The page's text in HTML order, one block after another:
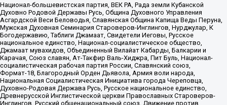
Национал-большевистская партия, ВЕК РА, Рада земли Кубанской
Духовно Родовой Державы Русь, Община Духовного Управления
Асгардской Веси Беловодья, Славянская Община Капища Веды Перуна,
Мужская Духовная Семинария Староверов-Инглингов, Нурджулар, К
Богодержавию, Таблиги Джамаат, Свидетели Иеговы, Русское
национальное единство, Национал-социалистическое общество,
Джамаат мувахидов, Объединенный Вилайат Кабарды, Балкарии и
Карачая, Союз славян, Ат-Такфир Валь-Хиджра, Пит Буль, Национал-
социалистическая рабочая партия России, Славянский союз,
Формат-18, Благородный Орден Дьявола, Армия воли народа,
Национальная Социалистическая Инициатива города Череповца,
Духовно-Родовая Держава Русь, Русское национальное единство,
Древнерусской Инглистической церкви Православных Староверов-
Инглингов, Русский общенациональный союз, Движение против